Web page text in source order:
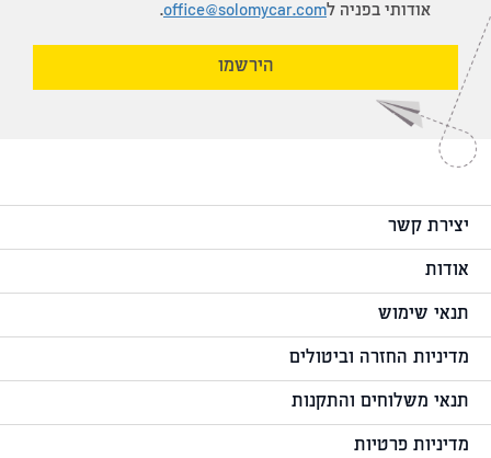
אודותי בפניה לoffice@solomycar.com
.
הירשמו
יצירת קשר
אודות
תנאי שימוש
מדיניות החזרה וביטולים
תנאי משלוחים והתקנות
מדיניות פרטיות